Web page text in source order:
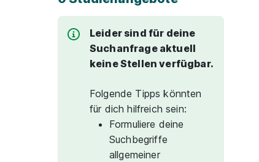
Leider sind für deine
Suchanfrage aktuell
keine Stellen verfügbar.
Folgende Tipps könnten
für dich hilfreich sein:
Formuliere deine
Suchbegriffe
allgemeiner